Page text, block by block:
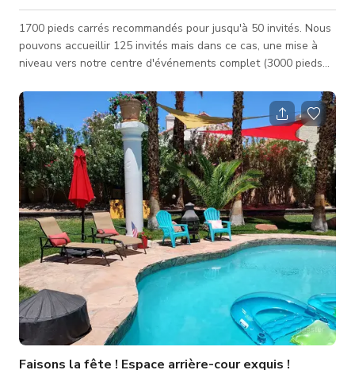
1700 pieds carrés recommandés pour jusqu'à 50 invités. Nous
pouvons accueillir 125 invités mais dans ce cas, une mise à
niveau vers notre centre d'événements complet (3000 pieds
professionnellement installé et des haut-parleurs auxquels
vous pouvez connecter un téléphone et jouer une playlist, un
éclairage de fête professionnellement installé. Plafonds de 12
pieds, 2 toilettes, miroirs, piste de danse, connexion DJ fac
Faisons la fête ! Espace arrière-cour exquis !